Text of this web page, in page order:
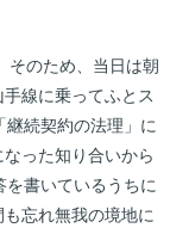
そのため、当日は朝
線に乗ってふとス
続契約の法理」に
った知り合いから
を書いているうちに
忘れ無我の境地に